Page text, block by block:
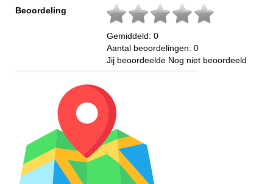
Beoordeling
Gemiddeld: 0
Aantal beoordelingen: 0
Jij beoordeelde Nog niet beoordeeld